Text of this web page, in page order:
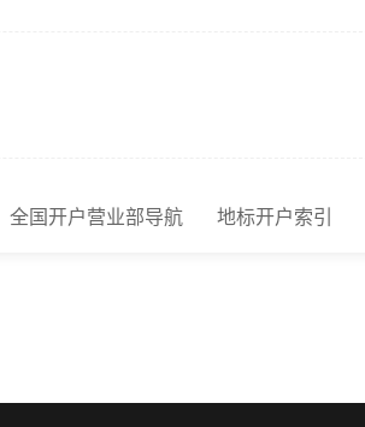
全国开户营业部导航 地标开户索引